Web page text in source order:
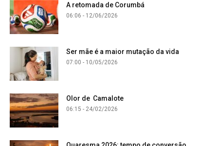
A retomada de Corumbá
06:06 - 12/06/2026
Ser mãe é a maior mutação da vida
07:00 - 10/05/2026
Olor de Camalote
06:15 - 24/02/2026